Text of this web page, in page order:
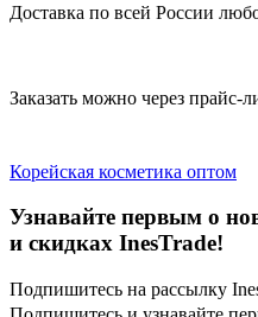
Доставка по всей России
Заказать можно через прайс-
Корейская косметика оптом
Узнавайте первым о
и скидках InesTrade!
Подпишитесь на рассылку